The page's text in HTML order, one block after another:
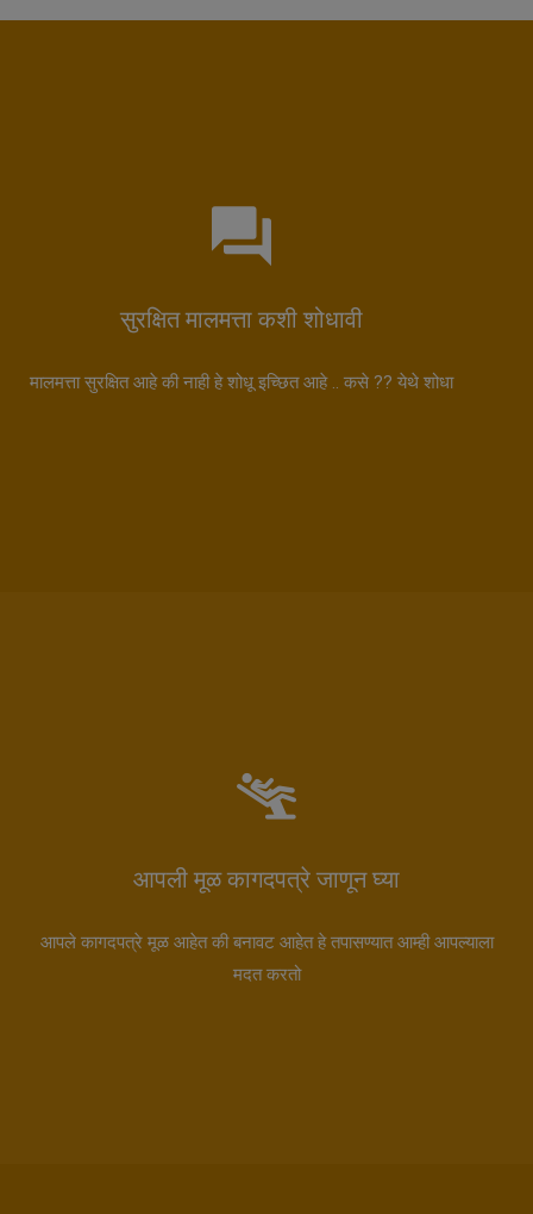
सुरक्षित मालमत्ता कशी शोधावी
मालमत्ता सुरक्षित आहे की नाही हे शोधू इच्छित आहे .. कसे ?? येथे शोधा
आपली मूळ कागदपत्रे जाणून घ्या
आपले कागदपत्रे मूळ आहेत की बनावट आहेत हे तपासण्यात आम्ही आपल्याला
मदत करतो